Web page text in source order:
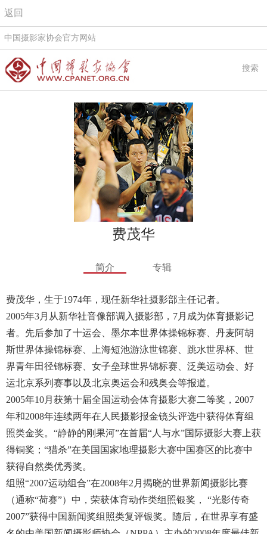
返回
中国摄影家协会官方网站
搜索
费茂华
简介 专辑
费茂华，生于1974年，现任新华社摄影部主任记者。
2005年3月从新华社音像部调入摄影部，7月成为体育摄影记
者。先后参加了十运会、墨尔本世界体操锦标赛、丹麦阿胡
斯世界体操锦标赛、上海短池游泳世锦赛、跳水世界杯、世
界青年田径锦标赛、女子垒球世界锦标赛、泛美运动会、好
运北京系列赛事以及北京奥运会和残奥会等报道。
2005年10月获第十届全国运动会体育摄影大赛二等奖，2007
年和2008年连续两年在人民摄影报金镜头评选中获得体育组
照类金奖。“静静的刚果河”在首届“人与水”国际摄影大赛上获
得铜奖；“猎杀”在美国国家地理摄影大赛中国赛区的比赛中
获得自然类优秀奖。
组照“2007运动组合”在2008年2月揭晓的世界新闻摄影比赛
（通称“荷赛”）中，荣获体育动作类组照银奖， “光影传奇
2007”获得中国新闻奖组照类复评银奖。随后，在世界享有盛